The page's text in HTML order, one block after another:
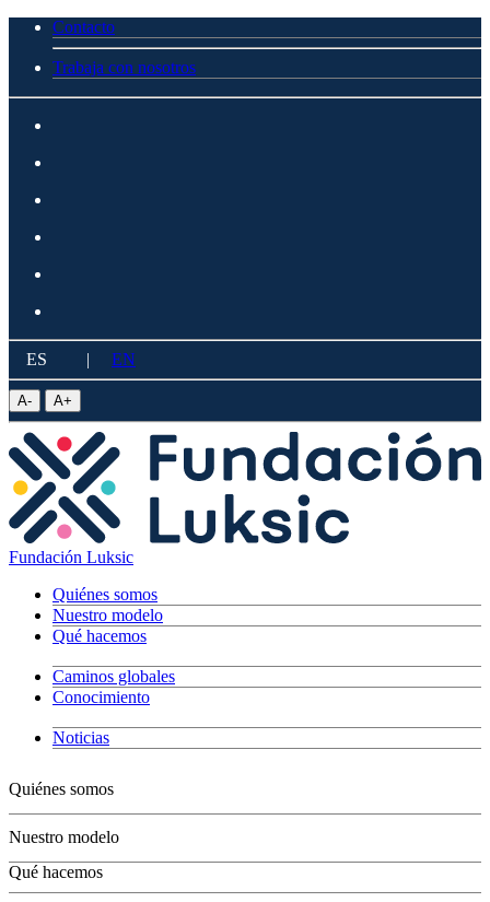
Contacto
Trabaja con nosotros
ES | EN
A- A+
Fundación Luksic
Quiénes somos
Nuestro modelo
Qué hacemos
Caminos globales
Conocimiento
Noticias
Quiénes somos
Nuestro modelo
Qué hacemos